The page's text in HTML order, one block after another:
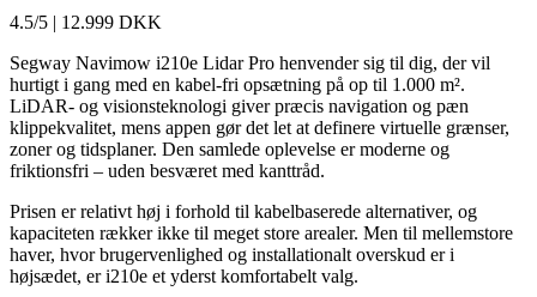
4.5/5 | 12.999 DKK
Segway Navimow i210e Lidar Pro henvender sig til dig, der vil
hurtigt i gang med en kabel-fri opsætning på op til 1.000 m².
LiDAR- og visionsteknologi giver præcis navigation og pæn
klippekvalitet, mens appen gør det let at definere virtuelle grænser,
zoner og tidsplaner. Den samlede oplevelse er moderne og
friktionsfri – uden besværet med kanttråd.
Prisen er relativt høj i forhold til kabelbaserede alternativer, og
kapaciteten rækker ikke til meget store arealer. Men til mellemstore
haver, hvor brugervenlighed og installationalt overskud er i
højsædet, er i210e et yderst komfortabelt valg.